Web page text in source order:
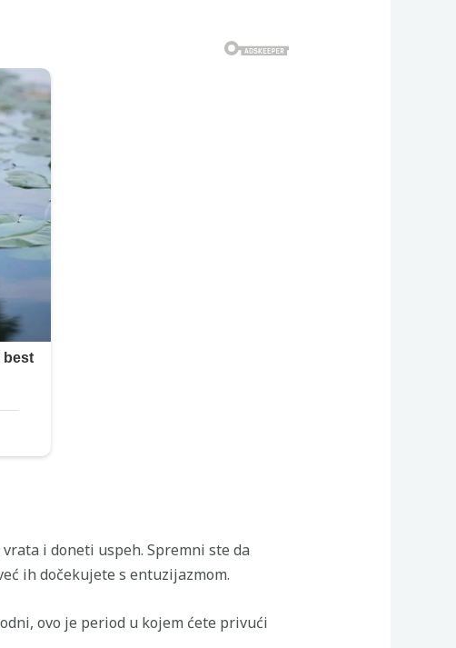
i doneti uspeh. Spremni ste da
ih dočekujete s entuzijazmom.
ovo je period u kojem ćete privući